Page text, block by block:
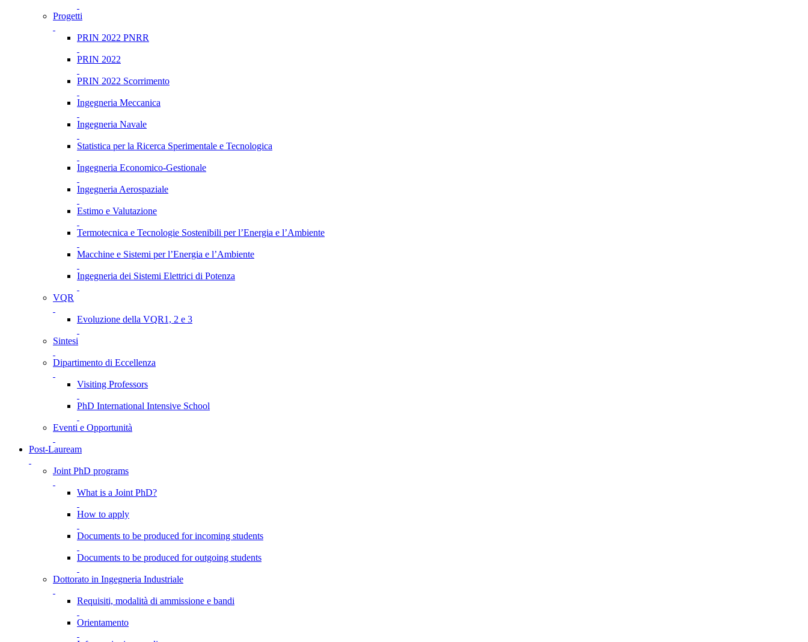
Progetti
PRIN 2022 PNRR
PRIN 2022
PRIN 2022 Scorrimento
Ingegneria Meccanica
Ingegneria Navale
Statistica per la Ricerca Sperimentale e Tecnologica
Ingegneria Economico-Gestionale
Ingegneria Aerospaziale
Estimo e Valutazione
Termotecnica e Tecnologie Sostenibili per l’Energia e l’Ambiente
Macchine e Sistemi per l’Energia e l’Ambiente
Ingegneria dei Sistemi Elettrici di Potenza
VQR
Evoluzione della VQR1, 2 e 3
Sintesi
Dipartimento di Eccellenza
Visiting Professors
PhD International Intensive School
Eventi e Opportunità
Post-Lauream
Joint PhD programs
What is a Joint PhD?
How to apply
Documents to be produced for incoming students
Documents to be produced for outgoing students
Dottorato in Ingegneria Industriale
Requisiti, modalità di ammissione e bandi
Orientamento